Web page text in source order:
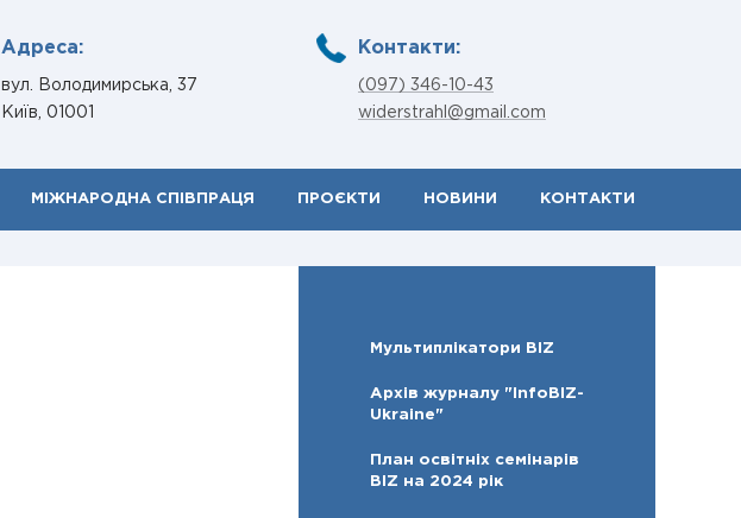
Адреса:
вул. Володимирська, 37
Київ, 01001
Контакти:
(097) 346-10-43
widerstrahl@gmail.com
МІЖНАРОДНА СПІВПРАЦЯ ПРОЄКТИ НОВИНИ КОНТАКТИ
Мультиплікатори BIZ
Архів журналу "InfoBIZ-
Ukraine"
План освітніх семінарів
BIZ на 2024 рік